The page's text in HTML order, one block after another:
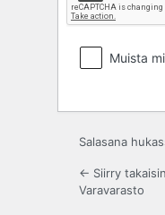
Muista
Salasana
← Siirry
Varavarasto